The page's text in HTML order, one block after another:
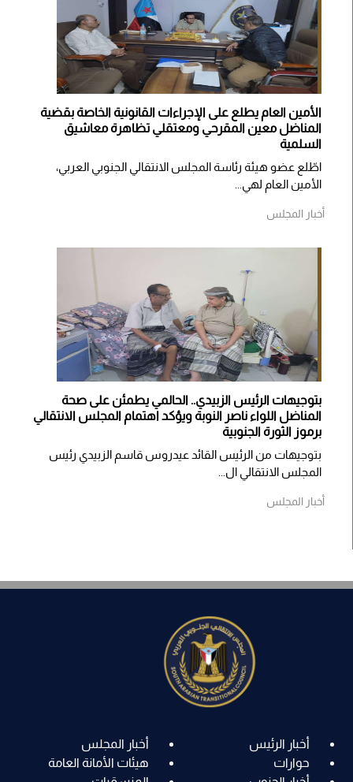
الأمين العام يطلع على الإجراءات القانونية الخاصة بقضية
المناضل معين المقرحي ومعتقلي تظاهرة معاشيق
السلمية
اطّلع عضو هيئة رئاسة المجلس الانتقالي الجنوبي العربي،
الأمين العام لهي...
أخبار المجلس
بتوجيهات الرئيس الزبيدي.. الحالمي يطمئن على صحة
المناضل اللواء ناصر النوبة ويؤكد اهتمام المجلس الانتقالي
برموز الثورة الجنوبية
بتوجيهات من الرئيس القائد عيدروس قاسم الزبيدي رئيس
المجلس الانتقالي ال...
أخبار المجلس
أخبار الرئيس
أخبار المجلس
حوارات
هيئات الأمانة العامة